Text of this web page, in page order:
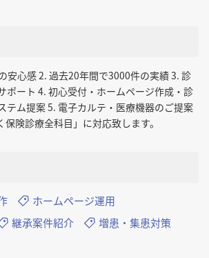
安心感 2. 過去20年間で3000件の実績 3. 診
ポート 4. 初心受付・ホームページ作成・診
テム提案 5. 電子カルテ・医療機器のご提案
険診療全科目」に対応致します。
ホームページ運用
継承案件紹介
増患・集患対策